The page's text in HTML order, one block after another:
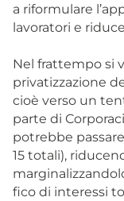
a riformulare
lavoratori e
Nel frattempo si
privatizzazione
cioè verso un
parte di
potrebbe
15 totali),
fico di interessi